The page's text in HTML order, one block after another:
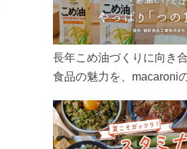
長年こめ油づくりに向き
食品の魅力を、macaroni
ん、製造現場や品質への
こめ油をもっと好きにな